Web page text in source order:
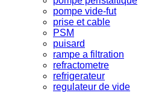
pompe vide-fut
prise et cable
PSM
puisard
rampe a filtration
refractometre
refrigerateur
regulateur de vide